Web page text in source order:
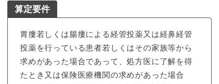
算定要件
胃瘻若しくは腸瘻による経管投薬又は経鼻経管
投薬を行っている患者若しくはその家族等から
求めがあった場合であって、処方医に了解を得
たとき又は保険医療機関の求めがあった場合